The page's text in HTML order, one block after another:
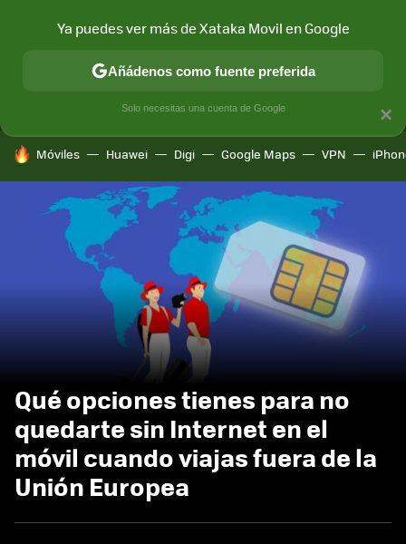
MÓVIL Y SOCIEDAD APLICACIONES
HOY SE HABLA DE
Móviles Huawei Digi Google Maps VPN
Qué opciones tienes para no
quedarte sin Internet en el
móvil cuando viajas fuera de la
Unión Europea
×
Ya puedes ver más de Xataka Movil en Google
Añádenos como fuente preferida
Solo necesitas una cuenta de Google